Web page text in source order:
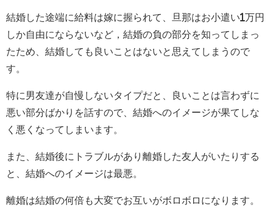
結婚した途端に給料は嫁に握られて、旦那はお小遣い1万円
しか自由にならないなど，結婚の負の部分を知ってしまっ
たため、結婚しても良いことはないと思えてしまうので
す。
特に男友達が自慢しないタイプだと、良いことは言わずに
悪い部分ばかりを話すので、結婚へのイメージが果てしな
く悪くなってしまいます。
また、結婚後にトラブルがあり離婚した友人がいたりする
と、結婚へのイメージは最悪。
離婚は結婚の何倍も大変でお互いがボロボロになります。